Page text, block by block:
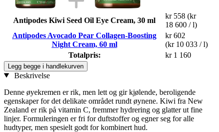
Antipodes Kiwi Seed Oil Eye Cream, 30 ml
kr 558 (kr
18 600 / l)
Antipodes Avocado Pear Collagen-Boosting
Night Cream, 60 ml
kr 602
(kr 10 033 / l)
Totalpris:
kr 1 160
Legg begge i handlekurven
Beskrivelse
Denne øyekremen er rik, men lett og gir kjølende, beroligende
egenskaper for det delikate området rundt øynene. Kiwi fra New
Zealand er rik på vitamin C, fremmer hydrering og glatter ut fine
linjer. Formuleringen er fri for duftstoffer og egner seg for alle
hudtyper, men spesielt godt for kombinert hud.